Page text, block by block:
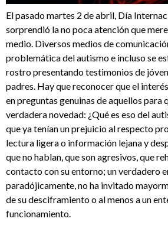
El pasado martes 2 de abril, Día
sorprendió la no poca atención que
medio. Diversos medios de
problemática del autismo e incluso se
rostro presentando testimonios de
padres. Hay que reconocer que el
en preguntas genuinas de aquellos para
verdadera novedad: ¿Qué es eso del
que ya tenían un prejuicio al respecto
lectura ligera o información lejana y
que no hablan, que son agresivos, que
contacto con su entorno; un verdadero
paradójicamente, no ha invitado
de su desciframiento o al menos a un
funcionamiento.